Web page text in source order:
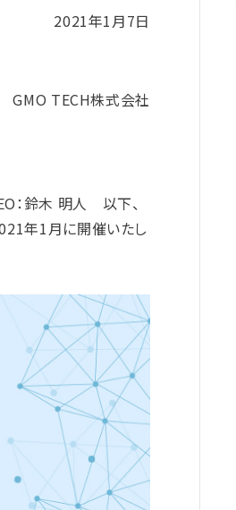
2021年1月7日
GMO TECH株式会社
：鈴木 明人 以下、
年1月に開催いたし